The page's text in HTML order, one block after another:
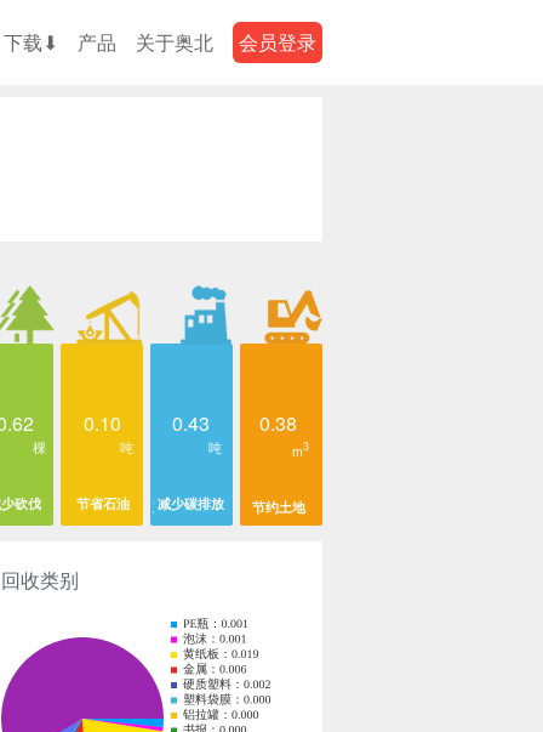
下载⬇ 产品 关于奥北 会员登录
棵
砍伐
0.10
吨
节省石油
0.43
吨
减少碳排放
0.38
m3
节约土地
回收类别